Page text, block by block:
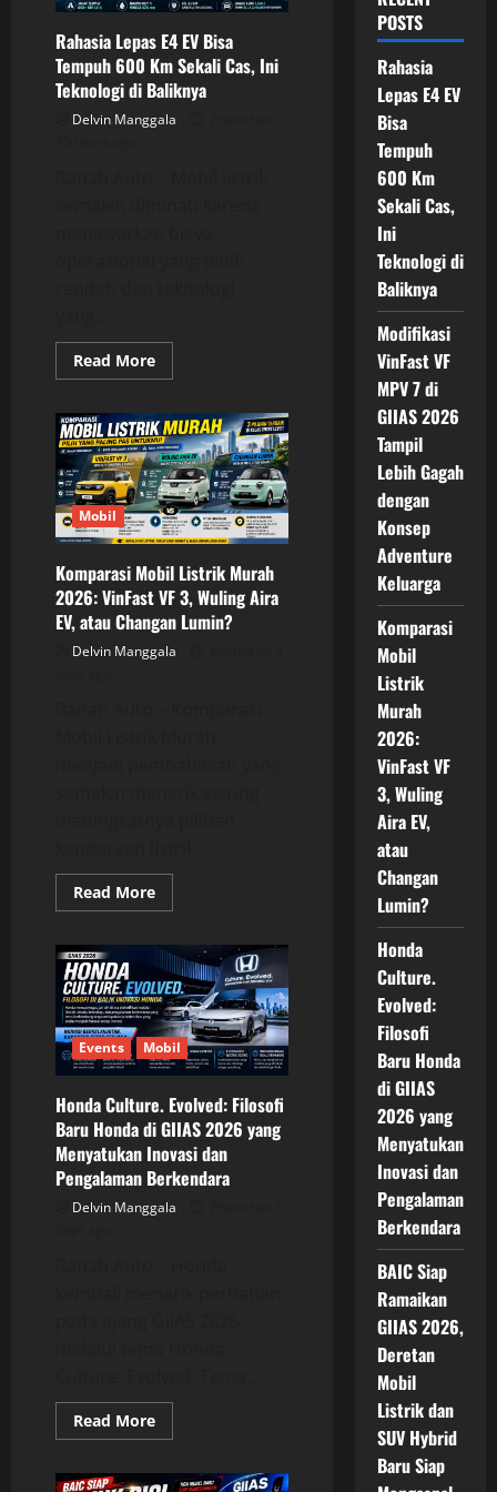
Rahasia Lepas E4 EV Bisa
Tempuh 600 Km Sekali Cas, Ini
Teknologi di Baliknya
Delvin Manggala
Read MoreRead
more
Lepas
E4
EV
Bisa
Tempuh
600
Km
Sekali
Cas,
Ini
Teknologi
di
Baliknya
Mobil
Komparasi Mobil Listrik Murah
2026: VinFast VF 3, Wuling Aira
EV, atau Changan Lumin?
Delvin Manggala
Read MoreRead
more
Mobil
Listrik
Murah
2026:
VinFast
VF
3,
Wuling
Aira
EV,
atau
Changan
Lumin?
Events Mobil
Honda Culture. Evolved: Filosofi
Baru Honda di GIIAS 2026 yang
Menyatukan Inovasi dan
Pengalaman Berkendara
Delvin Manggala
Read MoreRead
more
Culture.
POSTS
Rahasia
Lepas E4 EV
Bisa
Tempuh
600 Km
Sekali Cas,
Ini
Teknologi di
Baliknya
Modifikasi
VinFast VF
MPV 7 di
GIIAS 2026
Tampil
Lebih Gagah
dengan
Konsep
Adventure
Keluarga
Komparasi
Mobil
Listrik
Murah
2026:
VinFast VF
3, Wuling
Aira EV,
atau
Changan
Lumin?
Honda
Culture.
Evolved:
Filosofi
Baru Honda
di GIIAS
2026 yang
Menyatukan
Inovasi dan
Pengalaman
Berkendara
BAIC Siap
Ramaikan
GIIAS 2026,
Deretan
Mobil
Listrik dan
SUV Hybrid
Baru Siap